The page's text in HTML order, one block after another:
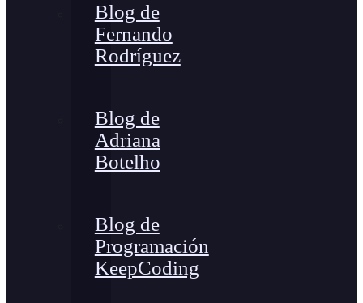
Blog de
Fernando
Rodríguez
Blog de
Adriana
Botelho
Blog de
Programación
KeepCoding